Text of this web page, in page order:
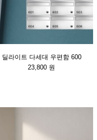
딜라이트 다세대 우편함 600
23,800 원